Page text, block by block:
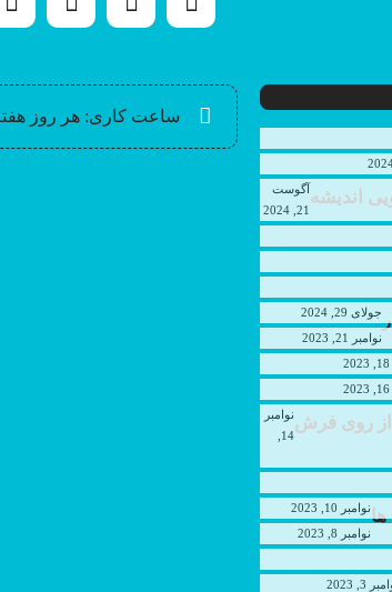
اندیشهآگوست
21, 2024
جولای 29, 2024
نوامبر 21, 2023
از روی فرشنوامبر
نوامبر 10, 2023
نوامبر 8, 2023
3, 2023
ساعت کاری: هر روز هفته 24 ساعته در حال خدمت رسانی به شما